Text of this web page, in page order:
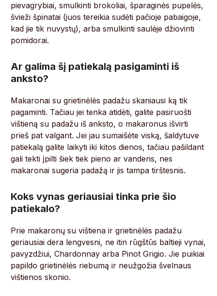
pievagrybiai, smulkinti brokoliai, šparaginės pupelės,
švieži špinatai (juos tereikia sudėti pačioje pabaigoje,
kad jie tik nuvystų), arba smulkinti saulėje džiovinti
pomidorai.
Ar galima šį patiekalą pasigaminti iš
anksto?
Makaronai su grietinėlės padažu skaniausi ką tik
pagaminti. Tačiau jei tenka atidėti, galite pasiruošti
vištieną su padažu iš anksto, o makaronus išvirti
prieš pat valgant. Jei jau sumaišėte viską, šaldytuve
patiekalą galite laikyti iki kitos dienos, tačiau pašildant
gali tekti įpilti šiek tiek pieno ar vandens, nes
makaronai sugeria padažą ir jis tampa tirštesnis.
Koks vynas geriausiai tinka prie šio
patiekalo?
Prie makaronų su vištiena ir grietinėlės padažu
geriausiai dera lengvesni, ne itin rūgštūs baltieji vynai,
pavyzdžiui, Chardonnay arba Pinot Grigio. Jie puikiai
papildo grietinėlės riebumą ir neužgožia švelnaus
vištienos skonio.